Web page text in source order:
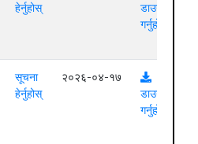
हेर्नुहोस्
डाउनलोड
गर्नुहोस्
सूचना
हेर्नुहोस्
२०२६-०४-१७
डाउनलोड
गर्नुहोस्